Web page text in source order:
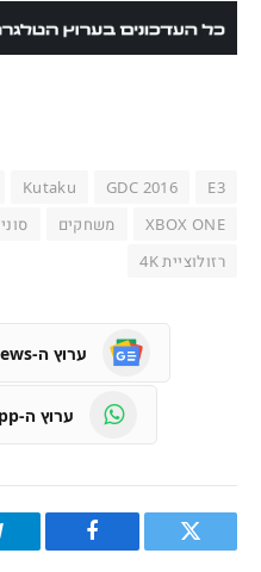
E3
GDC 2016
Kutaku
XBOX ONE
משחקים סוני
רזולוציית 4K
ערוץ ה-Google News של גיימפרו
ערוץ ה-WhatsApp של גיימפרו
טוויטר פייסבוק